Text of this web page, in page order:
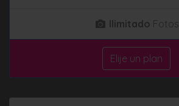
Ilimitado Fotos
Elije un plan